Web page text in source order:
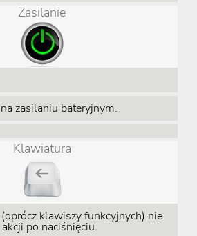
Zasilanie
zasilaniu bateryjnym.
Klawiatura
klawiszy funkcyjnych) nie
po naciśnięciu.